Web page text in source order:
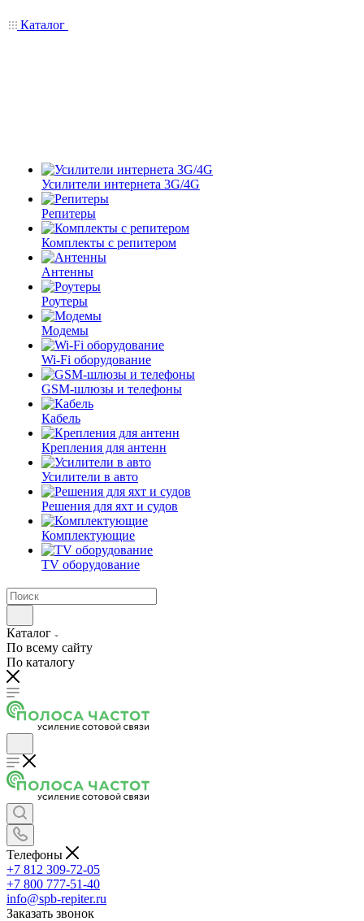
Каталог
Усилители интернета 3G/4G
Репитеры
Комплекты с репитером
Антенны
Роутеры
Модемы
Wi-Fi оборудование
GSM-шлюзы и телефоны
Кабель
Крепления для антенн
Усилители в авто
Решения для яхт и судов
Комплектующие
TV оборудование
Каталог
По всему сайту
По каталогу
Телефоны
+7 812 309-72-05
+7 800 777-51-40
info@spb-repiter.ru
Заказать звонок